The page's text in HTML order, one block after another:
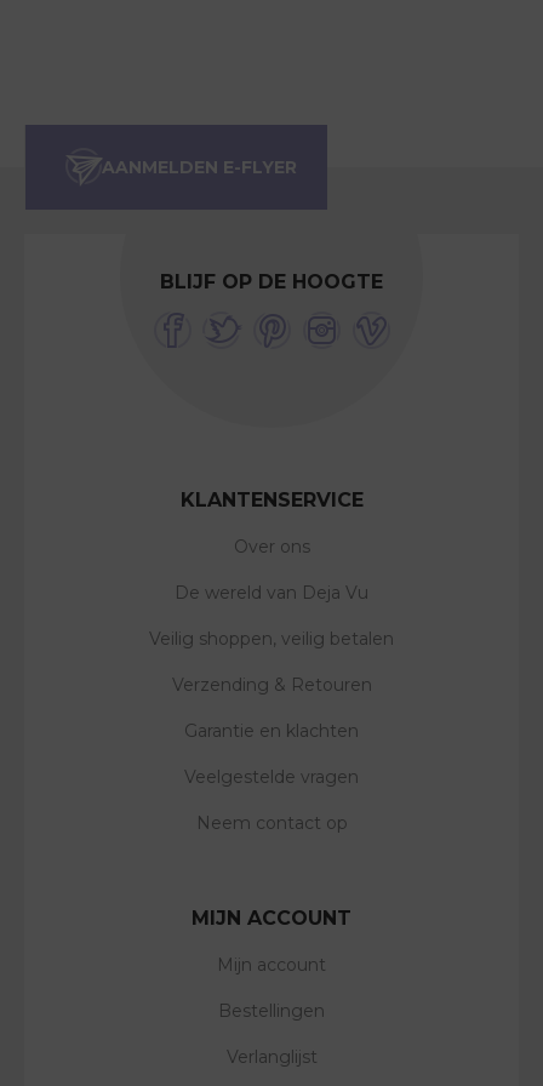
BLIJF OP DE HOOGTE
KLANTENSERVICE
Over ons
De wereld van Deja Vu
Veilig shoppen, veilig betalen
Verzending & Retouren
Garantie en klachten
Veelgestelde vragen
Neem contact op
MIJN ACCOUNT
Mijn account
Bestellingen
Verlanglijst